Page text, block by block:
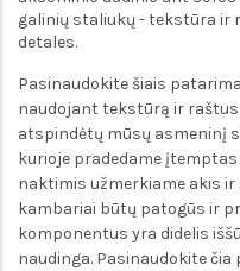
galinių staliukų - tekstūra ir
detales.
Pasinaudokite šiais
naudojant tekstūrą ir
atspindėtų mūsų asmeninį
kurioje pradedame
naktimis užmerkiame akis ir
kambariai būtų patogūs ir
komponentus yra didelis
naudinga. Pasinaudokite